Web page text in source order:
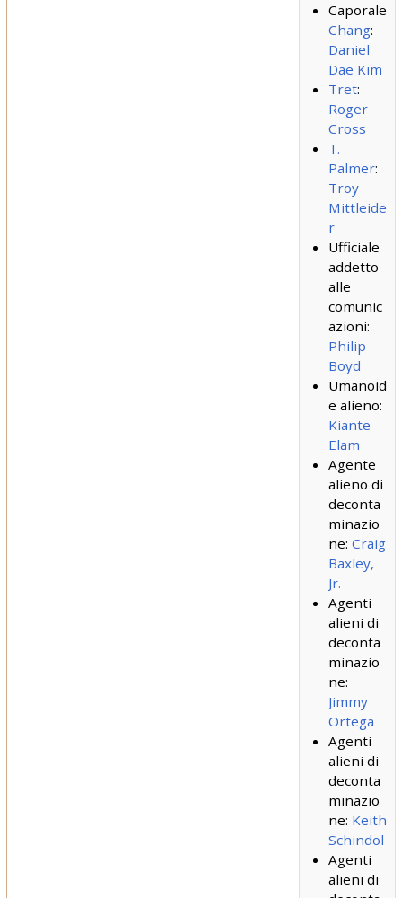
Caporale
Chang:
Daniel
Dae Kim
Tret:
Roger
Cross
T.
Palmer:
Troy
Mittleide
r
Ufficiale
addetto
alle
comunic
azioni:
Philip
Boyd
Umanoid
e alieno:
Kiante
Elam
Agente
alieno di
deconta
minazio
ne: Craig
Baxley,
Jr.
Agenti
alieni di
deconta
minazio
ne:
Jimmy
Ortega
Agenti
alieni di
deconta
minazio
ne: Keith
Schindol
Agenti
alieni di